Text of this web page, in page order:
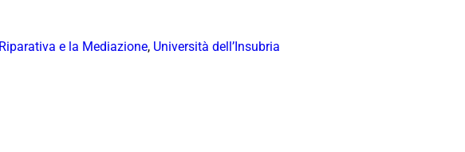
e la Mediazione, Università dell’Insubria